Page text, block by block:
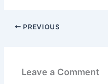
PREVIOUS
Leave a Comment